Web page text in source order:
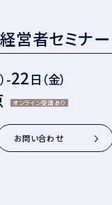
営者セミナー
-22日（金）
オンライン受講あり
お問い合わせ